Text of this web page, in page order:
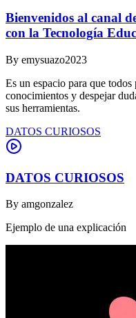
Bienvenidos al canal
con la Tecnología
By emysuazo2023
Es un espacio para que
conocimientos y despejar
sus herramientas.
DATOS CURIOSOS
DATOS CURIOSOS
By amgonzalez
Ejemplo de una explicación